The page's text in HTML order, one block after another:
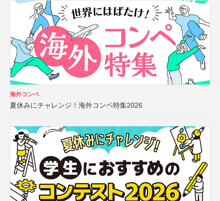
海外コンペ
夏休みにチャレンジ！海外コンペ特集2026